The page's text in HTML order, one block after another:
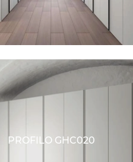
PROFILO GHC020